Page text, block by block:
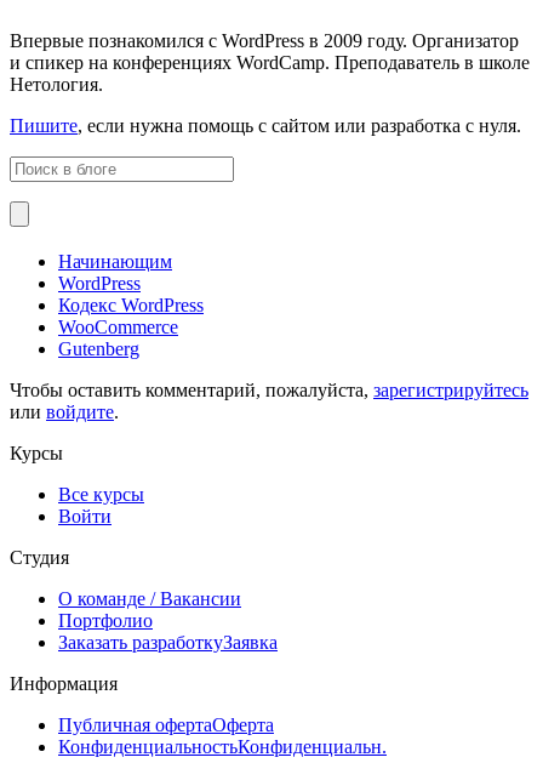
Впервые познакомился с WordPress в 2009 году. Организатор
и спикер на конференциях WordCamp. Преподаватель в школе
Нетология.
Пишите, если нужна помощь с сайтом или разработка с нуля.
Начинающим
WordPress
Кодекс WordPress
WooCommerce
Gutenberg
Чтобы оставить комментарий, пожалуйста, зарегистрируйтесь
или войдите.
Курсы
Все курсы
Войти
Студия
О команде / Вакансии
Портфолио
Заказать разработкуЗаявка
Информация
Публичная офертаОферта
КонфиденциальностьКонфиденциальн.